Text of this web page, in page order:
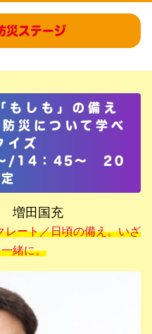
災ステージ
もしも」の備え
災について学べ
イズ
/14：45～20
増田国充
レート／日頃の備え。いざ
緒に。